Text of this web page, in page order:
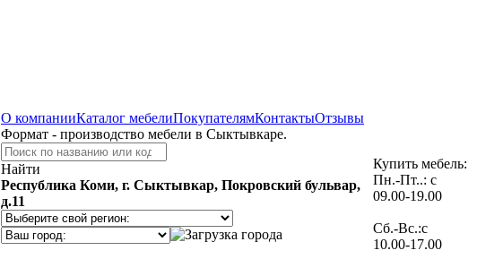
О компанииКаталог мебелиПокупателямКонтактыОтзывы
Формат - производство мебели в Сыктывкаре.
Найти
Республика Коми, г. Сыктывкар, Покровский бульвар,
д.11
Купить мебель:
Пн.-Пт..: с
09.00-19.00
Сб.-Вс.:с
10.00-17.00